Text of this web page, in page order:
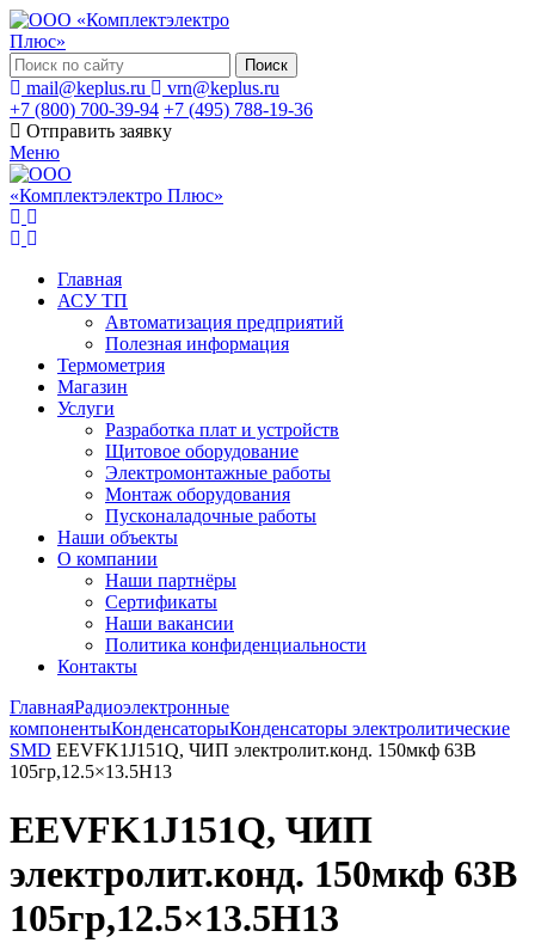
Поиск
mail@keplus.ru
vrn@keplus.ru
+7 (800) 700-39-94 +7 (495) 788-19-36
Отправить заявку
Меню
Главная
АСУ ТП
Автоматизация предприятий
Полезная информация
Термометрия
Магазин
Услуги
Разработка плат и устройств
Щитовое оборудование
Электромонтажные работы
Монтаж оборудования
Пусконаладочные работы
Наши объекты
О компании
Наши партнёры
Сертификаты
Наши вакансии
Политика конфиденциальности
Контакты
ГлавнаяРадиоэлектронные
компонентыКонденсаторыКонденсаторы электролитические
SMD EEVFK1J151Q, ЧИП электролит.конд. 150мкф 63В
105гр,12.5×13.5H13
EEVFK1J151Q, ЧИП
электролит.конд. 150мкф 63В
105гр,12.5×13.5H13